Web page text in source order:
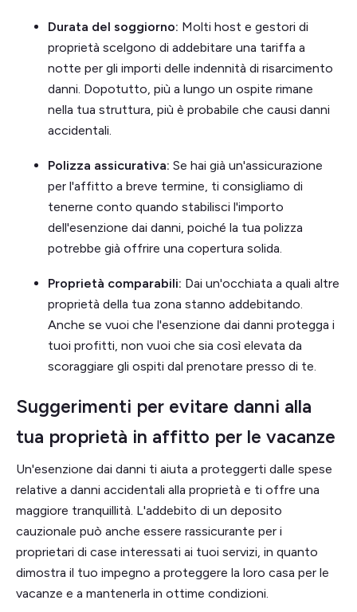
Durata del soggiorno: Molti host e gestori di
proprietà scelgono di addebitare una tariffa a
notte per gli importi delle indennità di risarcimento
danni. Dopotutto, più a lungo un ospite rimane
nella tua struttura, più è probabile che causi danni
accidentali.
Polizza assicurativa: Se hai già un'assicurazione
per l'affitto a breve termine, ti consigliamo di
tenerne conto quando stabilisci l'importo
dell'esenzione dai danni, poiché la tua polizza
potrebbe già offrire una copertura solida.
Proprietà comparabili: Dai un'occhiata a quali altre
proprietà della tua zona stanno addebitando.
Anche se vuoi che l'esenzione dai danni protegga i
tuoi profitti, non vuoi che sia così elevata da
scoraggiare gli ospiti dal prenotare presso di te.
Suggerimenti per evitare danni alla
tua proprietà in affitto per le vacanze
Un'esenzione dai danni ti aiuta a proteggerti dalle spese
relative a danni accidentali alla proprietà e ti offre una
maggiore tranquillità. L'addebito di un deposito
cauzionale può anche essere rassicurante per i
proprietari di case interessati ai tuoi servizi, in quanto
dimostra il tuo impegno a proteggere la loro casa per le
vacanze e a mantenerla in ottime condizioni.